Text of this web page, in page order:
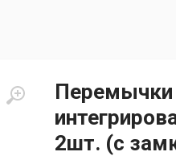
Перемычки
2шт. (с